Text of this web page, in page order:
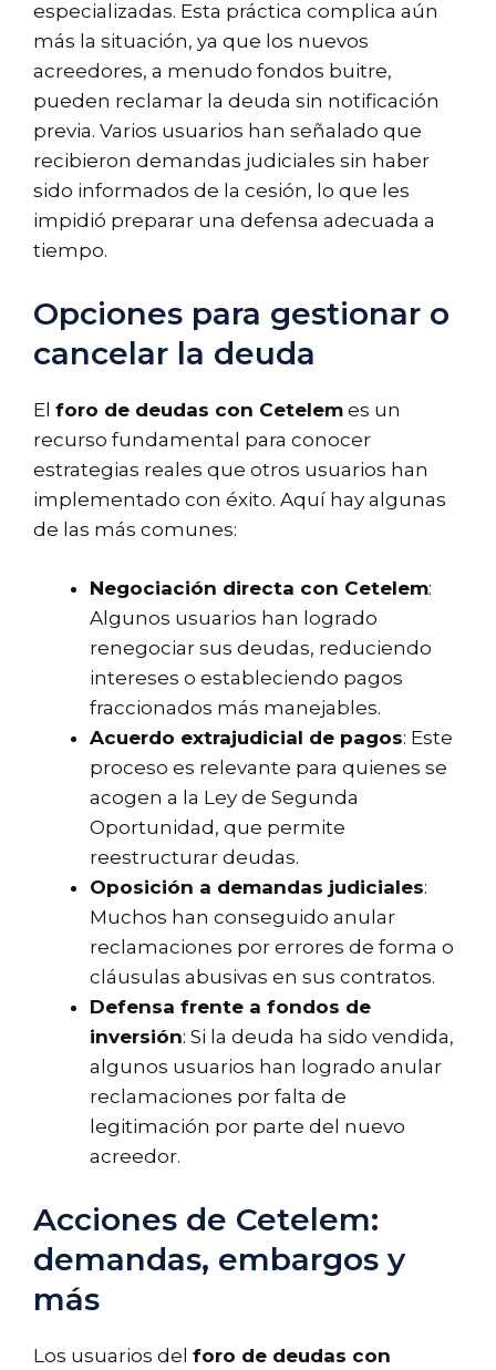
especializadas. Esta práctica complica aún
más la situación, ya que los nuevos
acreedores, a menudo fondos buitre,
pueden reclamar la deuda sin notificación
previa. Varios usuarios han señalado que
recibieron demandas judiciales sin haber
sido informados de la cesión, lo que les
impidió preparar una defensa adecuada a
tiempo.
Opciones para gestionar o
cancelar la deuda
El foro de deudas con Cetelem es un
recurso fundamental para conocer
estrategias reales que otros usuarios han
implementado con éxito. Aquí hay algunas
de las más comunes:
Negociación directa con Cetelem:
Algunos usuarios han logrado
renegociar sus deudas, reduciendo
intereses o estableciendo pagos
fraccionados más manejables.
Acuerdo extrajudicial de pagos: Este
proceso es relevante para quienes se
acogen a la Ley de Segunda
Oportunidad, que permite
reestructurar deudas.
Oposición a demandas judiciales:
Muchos han conseguido anular
reclamaciones por errores de forma o
cláusulas abusivas en sus contratos.
Defensa frente a fondos de
inversión: Si la deuda ha sido vendida,
algunos usuarios han logrado anular
reclamaciones por falta de
legitimación por parte del nuevo
acreedor.
Acciones de Cetelem:
demandas, embargos y
más
Los usuarios del foro de deudas con